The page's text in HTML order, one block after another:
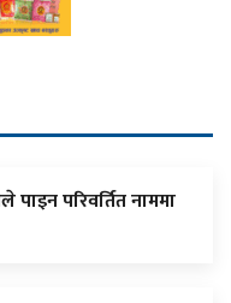
परिवर्तित नाममा